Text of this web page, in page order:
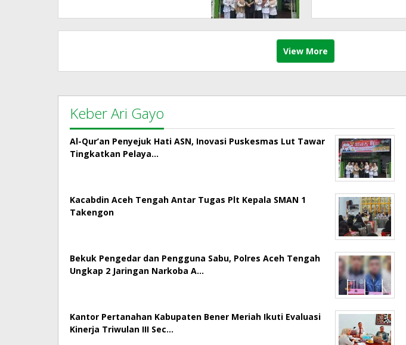
View More
Keber Ari Gayo
Al-Qur’an Penyejuk Hati ASN, Inovasi Puskesmas Lut Tawar
Tingkatkan Pelaya…
Kacabdin Aceh Tengah Antar Tugas Plt Kepala SMAN 1
Takengon
Bekuk Pengedar dan Pengguna Sabu, Polres Aceh Tengah
Ungkap 2 Jaringan Narkoba A…
Kantor Pertanahan Kabupaten Bener Meriah Ikuti Evaluasi
Kinerja Triwulan III Sec…